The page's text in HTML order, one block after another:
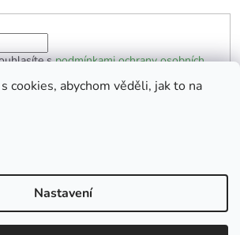
cookies, abychom věděli, jak to na
Nastavení
spodmínkami ochrany osobních
EKOlogická domácnost. Všechna práva